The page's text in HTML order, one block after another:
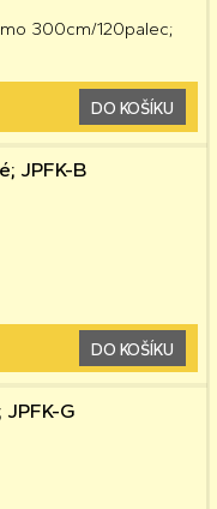
300cm/120palec;
DO KOŠÍKU
JPFK-B
DO KOŠÍKU
G